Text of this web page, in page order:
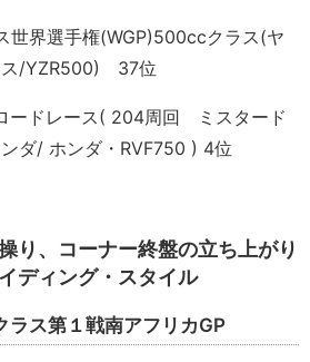
世界選手権(WGP)500ccクラス(ヤ
ス/YZR500) 37位
ードレース( 204周回 ミスタード
ダ/ ホンダ・RVF750 ) 4位
り、コーナー終盤の立ち上がり
ディング・スタイル
ス第１戦南アフリカGP